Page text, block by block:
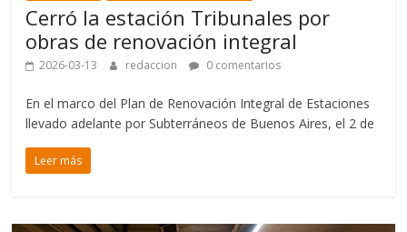
Cerró la estación Tribunales por
obras de renovación integral
2026-03-13 redaccion 0 comentarios
En el marco del Plan de Renovación Integral de Estaciones
llevado adelante por Subterráneos de Buenos Aires, el 2 de
Leer más